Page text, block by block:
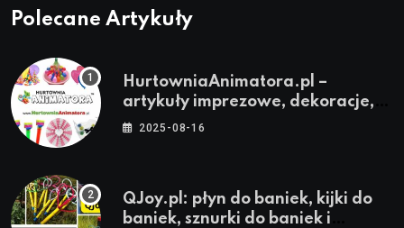
Polecane Artykuły
HurtowniaAnimatora.pl –
artykuły imprezowe, dekoracje,
stroje i akcesoria dla animatorów
2025-08-16
QJoy.pl: płyn do baniek, kijki do
baniek, sznurki do baniek i